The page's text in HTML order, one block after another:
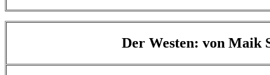
Der Westen: von Maik